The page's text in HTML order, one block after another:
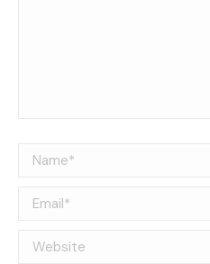
Name *
Email *
Website